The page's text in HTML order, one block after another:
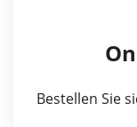
Bestellen Sie